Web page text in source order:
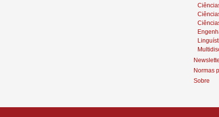
Normas
Sobre